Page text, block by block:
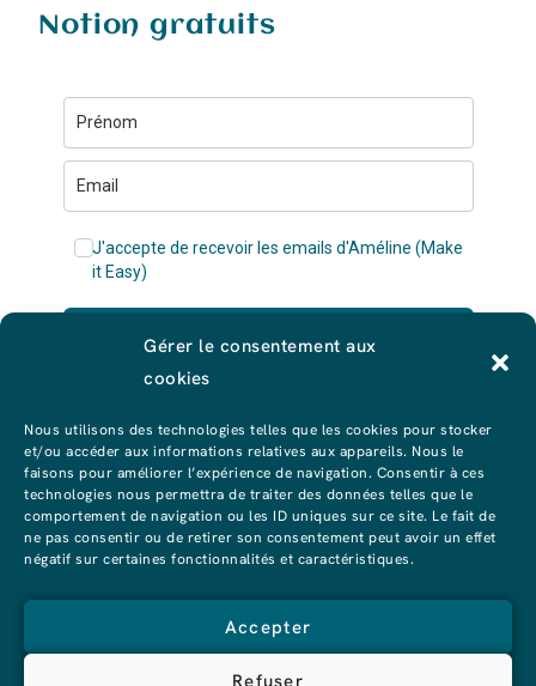
Gérer le consentement aux
cookies
Nous utilisons des technologies telles que les cookies pour stocker
et/ou accéder aux informations relatives aux appareils. Nous le
faisons pour améliorer l’expérience de navigation. Consentir à ces
technologies nous permettra de traiter des données telles que le
comportement de navigation ou les ID uniques sur ce site. Le fait de
ne pas consentir ou de retirer son consentement peut avoir un effet
négatif sur certaines fonctionnalités et caractéristiques.
Accepter
Refuser
Notion gratuits
J'accepte de recevoir les emails d'Améline (Make
it Easy)
Je reçois mes templates Notion